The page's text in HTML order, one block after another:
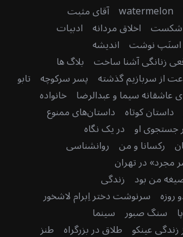
watermelon آقای مثبت
و شکست اخلاق مردانه ادبیات
اسنَپ نوشت اندیشه
زنانگی آشنا ساخت بلاگ ها
از سربازیم گذشته پسر سرکوچه تابو
سیما و عبدالرضا خانواده
داستان کوتاه داستان‌های ممنوع
جستجوی او در یک نگاه
رکسانا و من روانشناسی
مجرد» در تهران
من بود زندگی
روزه سرنوشت دختر اِبرام لاشخور
سنگ صبور سینما
زندگی عینکو طلاق در بزرگراه طنز